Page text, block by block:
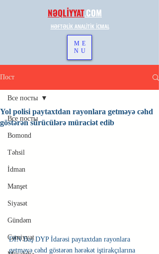
NƏQLİYYAT.COM
HƏFTƏLİK ANALİTİK İCMAL
ME
NU
Пост
Все посты
Bomond
Təhsil
İdman
Manşet
Siyasət
Gündəm
Cəmiyyət
Все посты
Yol polisi paytaxtdan rayonlara getməyə cəhd
göstərən sürücülərə müraciət edib
DİN Baş DYP İdarəsi paytaxtdan rayonlara
getməyə cəhd göstərən hərəkət iştirakçılarına